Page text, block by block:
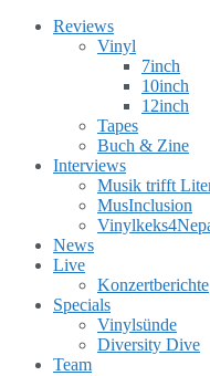
Reviews
Vinyl
7inch
10inch
12inch
Tapes
Buch & Zine
Interviews
Musik trifft
MusInclusion
News
Live
Konzertberichte
Specials
Vinylsünde
Diversity Dive
Team